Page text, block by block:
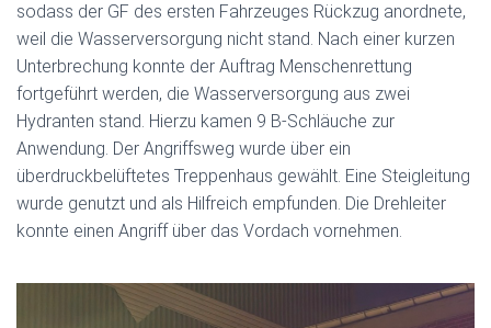
sodass der GF des ersten Fahrzeuges Rückzug anordnete,
weil die Wasserversorgung nicht stand. Nach einer kurzen
Unterbrechung konnte der Auftrag Menschenrettung
fortgeführt werden, die Wasserversorgung aus zwei
Hydranten stand. Hierzu kamen 9 B-Schläuche zur
Anwendung. Der Angriffsweg wurde über ein
überdruckbelüftetes Treppenhaus gewählt. Eine Steigleitung
wurde genutzt und als Hilfreich empfunden. Die Drehleiter
konnte einen Angriff über das Vordach vornehmen.